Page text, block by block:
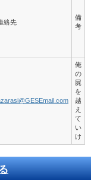
絡先
備
考
俺
の
屍
を
越
え
て
い
け